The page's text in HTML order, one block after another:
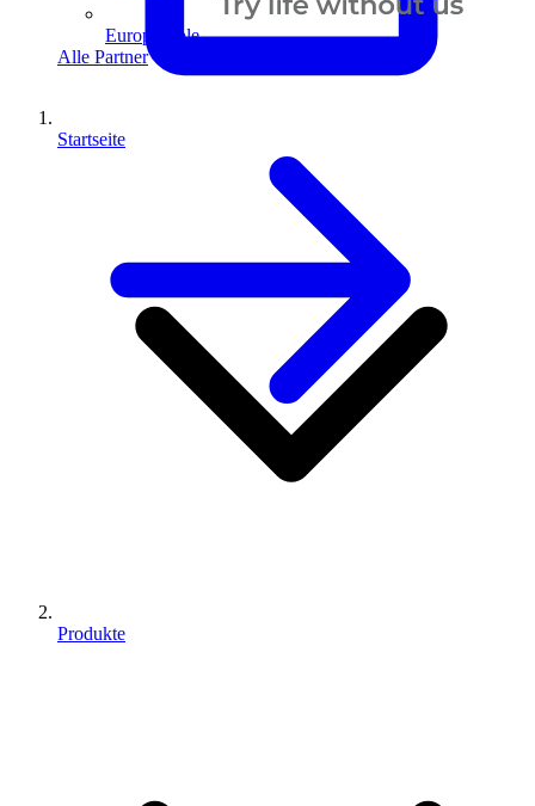
Europacable
Alle Partner
Startseite
Produkte